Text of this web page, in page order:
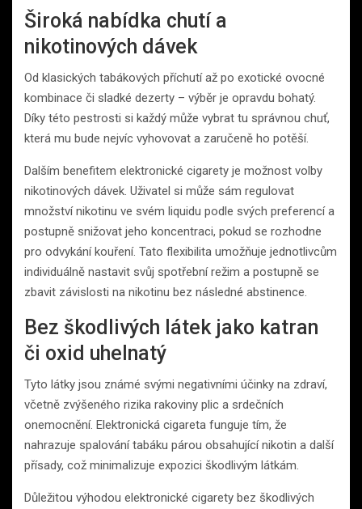
Široká nabídka chutí a
nikotinových dávek
Od klasických tabákových příchutí až po exotické ovocné
kombinace či sladké dezerty – výběr je opravdu bohatý.
Díky této pestrosti si každý může vybrat tu správnou chuť,
která mu bude nejvíc vyhovovat a zaručeně ho potěší.
Dalším benefitem elektronické cigarety je možnost volby
nikotinových dávek. Uživatel si může sám regulovat
množství nikotinu ve svém liquidu podle svých preferencí a
postupně snižovat jeho koncentraci, pokud se rozhodne
pro odvykání kouření. Tato flexibilita umožňuje jednotlivcům
individuálně nastavit svůj spotřební režim a postupně se
zbavit závislosti na nikotinu bez následné abstinence.
Bez škodlivých látek jako katran
či oxid uhelnatý
Tyto látky jsou známé svými negativními účinky na zdraví,
včetně zvýšeného rizika rakoviny plic a srdečních
onemocnění. Elektronická cigareta funguje tím, že
nahrazuje spalování tabáku párou obsahující nikotin a další
přísady, což minimalizuje expozici škodlivým látkám.
Důležitou výhodou elektronické cigarety bez škodlivých